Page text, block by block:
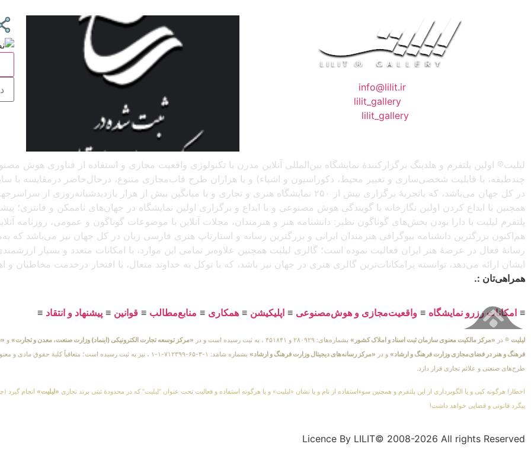
info@lilit.ir
lilit_gallery
lilit_gallery
لیلیت® اولین پلتفرم و هلدینگ برگزارکنندهٔ نمایشگاه بین‌المللی آنلاین مدرن با تکنولوژی واقعیت مجازی و استفاده از فناوری
چندطبقه، با قابلیت شخصی‌سازی و تغییر محیط، دکوراسیون و اشیاء) و با هزاران طرح قاب‌مجازی متنوع، درحال‌حاضر درمقایسه با سایر
در کل جهان می‌باشد، که باتجربهٔ برگزاری بیش از ۲۵۰ نمایشگاه هنری و تجاری و با میانگین بیش از هزار
همچنین با ابداع کردن اولین نگارخانه با گویندگی هوش مصنوعی و با ابداع و برگزاری اولین نمایشگاه در جهان‌های ناممکن و فانتزی؛
پلتفرم لیلیت با دارا بودن بخش‌های گوناگون نظیر: دانشنامه هنر و هنرمندان، مجلات آنلاین با موضوعات گوناگون و عمومی، روزنامه
هم‌اکنون بزرگترین دانشنامه بیوگرافی هنرمندان ایرانی و بزرگترین رسانه و استارتاپ هنری فارسی زبان در کل جهان نیز می‌باشد
رسانهٔ فعال در عرصهٔ هنر ایران فعالیت نموده است؛ گالری لیلیت همچنین علاوه‌بر تمامی این موارد، با امکانات متعدد و بسیار
ایشان ارائه می‌دهد، توانسته پرامکانات‌ترین گالری هنری در جهان نیز باشد، که با توکل به خداوند متعال، با افتخار درخدمت
همراهی‌تان :.
≡ امکانات رزرو نمایشگاه ≡ واقعیت‌مجازی و هوش‌مصنوعی ≡ اپلیکیشن ≡ همکاری ≡ منابع‌مطالب ≡ قوانین ≡ پیشنهاد و انتقاد ≡
لیلیت ® در «مرکز مالکیت معنوی سازمان ثبت اسناد و املاک کشور» بشماره‌های: ۲۸۰۹۲۹ و ۴۵۱۸۴۱ ، به ثبت رسیده است و در «مرکز توسعه تجارت الکترونیکی (اینماد) وزارت صنعت، معدن و تجارت» و
فرهنگ و هنر در فضای‌مجازی وزارت فرهنگ و ارشاد» و در «مرکز رسانه‌های دیجیتال وزارت فرهنگ و ارشاد»
بشماره شامَد: ۱-۳-۶۵-۷۱۲۳۹۹-۱-۱ ، نیز به ثبت رسیده است؛
طرح‌های صنعتی و علائم تجاری قرار دارد.
اخطار! هرگونه کپی و یا الگوبرداری از این پلتفرم و همچنین سوءاستفاده از نام و یا نشان «لیلیت» و یا هرگونه استفاده و فعالیت تحت عنوان “لیلیت” که در محدودهٔ ثبتی برند تجاری «لیلیت» انجام گیرد
پیگرد قانونی و قضایی خواهد داشت!
Licence By LILIT© 2008-2026 All rights Reserved